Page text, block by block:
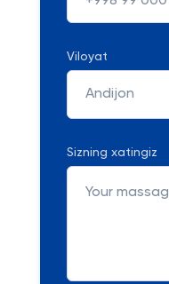
Viloyat
Andijon
Sizning xatingiz